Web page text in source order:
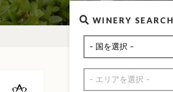
WINERY SEARCH